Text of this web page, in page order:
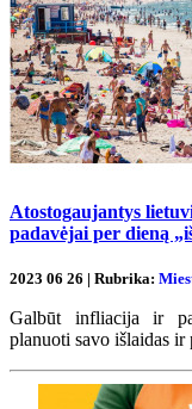
Atostogaujantys
padavėjai per dieną
2023 06 26 | Rubrika:
Galbūt infliacija ir
planuoti savo išlaidas ir